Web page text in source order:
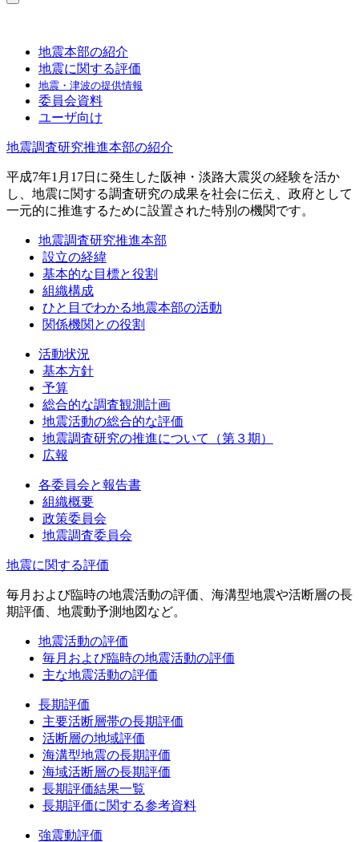
地震本部の紹介
地震に関する評価
地震・津波の提供情報
委員会資料
ユーザ向け
地震調査研究推進本部の紹介
平成7年1月17日に発生した阪神・淡路大震災の経験を活か
し、地震に関する調査研究の成果を社会に伝え、政府として
一元的に推進するために設置された特別の機関です。
地震調査研究推進本部
設立の経緯
基本的な目標と役割
組織構成
ひと目でわかる地震本部の活動
関係機関との役割
活動状況
基本方針
予算
総合的な調査観測計画
地震活動の総合的な評価
地震調査研究の推進について（第３期）
広報
各委員会と報告書
組織概要
政策委員会
地震調査委員会
地震に関する評価
毎月および臨時の地震活動の評価、海溝型地震や活断層の長
期評価、地震動予測地図など。
地震活動の評価
毎月および臨時の地震活動の評価
主な地震活動の評価
長期評価
主要活断層帯の長期評価
活断層の地域評価
海溝型地震の長期評価
海域活断層の長期評価
長期評価結果一覧
長期評価に関する参考資料
強震動評価